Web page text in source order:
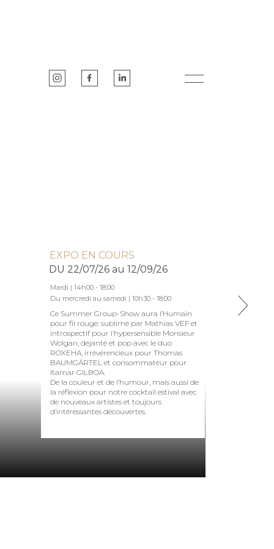
EXPO EN COURS
DU 22/07/26 au 12/09/26
Mardi | 14h00 - 18:00
Du mercredi au samedi | 10h30 - 18:00
Ce Summer Group-Show aura l’Humain
pour fil rouge: sublimé par Mathias VEF et
introspectif pour l’hypersensible Monsieur
Wolgan, déjanté et pop avec le duo
ROXEHA, irrévérencieux pour Thomas
BAUMGÄRTEL et consommateur pour
Itamar GILBOA.
De la couleur et de l’humour, mais aussi de
la réflexion pour notre cocktail estival avec
de nouveaux artistes et toujours
d’intéressantes découvertes.